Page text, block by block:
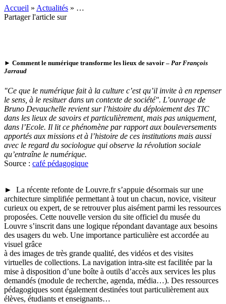
Accueil » Actualités » …
Partager l'article sur
► Comment le numérique transforme les lieux de savoir – Par François
Jarraud
"Ce que le numérique fait à la culture c’est qu’il invite à en repenser
le sens, à le resituer dans un contexte de société". L’ouvrage de
Bruno Devauchelle revient sur l’histoire du déploiement des TIC
dans les lieux de savoirs et particulièrement, mais pas uniquement,
dans l’Ecole. Il lit ce phénomène par rapport aux bouleversements
apportés aux missions et à l’histoire de ces institutions mais aussi
avec le regard du sociologue qui observe la révolution sociale
qu’entraîne le numérique.
Source : café pédagogique
► La récente refonte de Louvre.fr s’appuie désormais sur une
architecture simplifiée permettant à tout un chacun, novice, visiteur
curieux ou expert, de se retrouver plus aisément parmi les ressources
proposées. Cette nouvelle version du site officiel du musée du
Louvre s’inscrit dans une logique répondant davantage aux besoins
des usagers du web. Une importance particulière est accordée au
visuel grâce
à des images de très grande qualité, des vidéos et des visites
virtuelles de collections. La navigation intra-site est facilitée par la
mise à disposition d’une boîte à outils d’accès aux services les plus
demandés (module de recherche, agenda, média…). Des ressources
pédagogiques sont également destinées tout particulièrement aux
élèves, étudiants et enseignants…